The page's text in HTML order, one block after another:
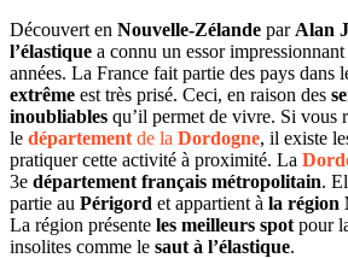
Découvert en Nouvelle-Zélande parAlan
l’élastique a connu un essor
années. La France fait partie des pays dans
extrême est très prisé. Ceci, en raison des
inoubliables qu’il permet de vivre. Si vous
le département de la Dordogne, il existe
pratiquer cette activité à proximité. La
3e département français métropolitain.
partie au Périgord et appartient à la région
La région présente les meilleurs spot pour
insolites comme le saut à l’élastique.